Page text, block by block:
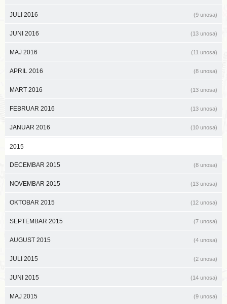
JULI 2016 (9 unosa)
JUNI 2016 (13 unosa)
MAJ 2016 (11 unosa)
APRIL 2016 (8 unosa)
MART 2016 (13 unosa)
FEBRUAR 2016 (13 unosa)
JANUAR 2016 (10 unosa)
2015
DECEMBAR 2015 (8 unosa)
NOVEMBAR 2015 (13 unosa)
OKTOBAR 2015 (12 unosa)
SEPTEMBAR 2015 (7 unosa)
AUGUST 2015 (4 unosa)
JULI 2015 (2 unosa)
JUNI 2015 (14 unosa)
MAJ 2015 (9 unosa)